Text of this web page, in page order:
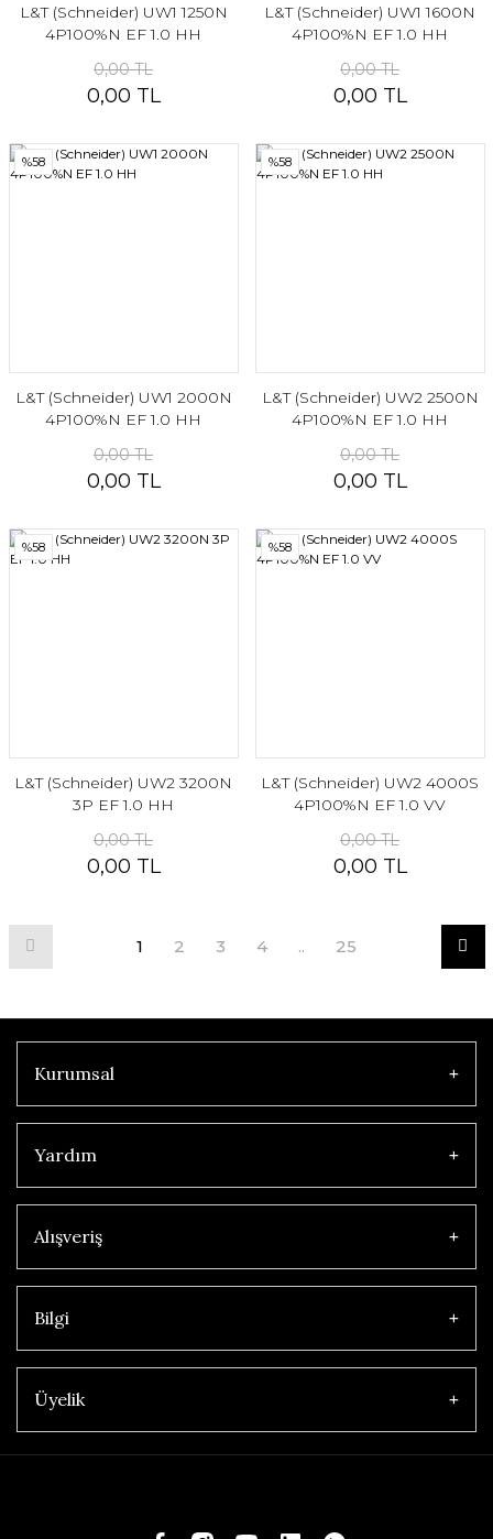
L&T (Schneider) UW1 1250N
4P100%N EF 1.0 HH
0,00 TL
0,00 TL
L&T (Schneider) UW1 1600N
4P100%N EF 1.0 HH
0,00 TL
0,00 TL
%58
L&T (Schneider) UW1 2000N
4P100%N EF 1.0 HH
0,00 TL
0,00 TL
%58
L&T (Schneider) UW2 2500N
4P100%N EF 1.0 HH
0,00 TL
0,00 TL
%58
L&T (Schneider) UW2 3200N
3P EF 1.0 HH
0,00 TL
0,00 TL
%58
L&T (Schneider) UW2 4000S
4P100%N EF 1.0 VV
0,00 TL
0,00 TL
1 2 3 4 .. 25
Kurumsal
Yardım
Alışveriş
Bilgi
Üyelik